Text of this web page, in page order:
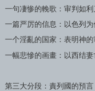
一句凄惨的輓歌：审判如利
一篇严厉的信息：以色列
一个淫亂的国家：表明神
一幅悲慘的画畫：以西结
第三大分段：責列國的預言